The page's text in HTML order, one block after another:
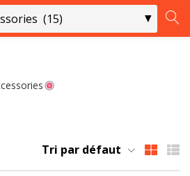
et le mot de passe pour vous
Tri par défaut